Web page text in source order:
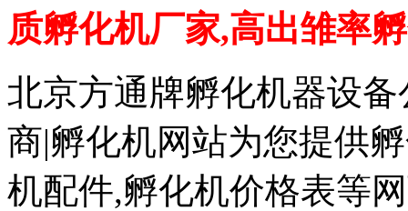
质孵化机厂家,高出雏率
北京方通牌孵化机器设
商|孵化机网站为您提供
机配件,孵化机价格表等